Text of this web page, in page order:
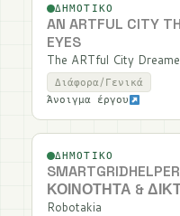
ΔΗΜΟΤΙΚΌ
AN ARTFUL CITY
EYES
The ARTful City
Διάφορα/Γενικά
Άνοιγμα έργου
ΔΗΜΟΤΙΚΌ
ΚΟΙΝΌΤΗΤΑ &
Robotakia